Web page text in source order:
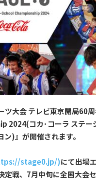
ツ大会 テレビ東京開局60
コカ･コーラ ステー
)』が開催されます。
stage0.jp/)にて出場
戦、7月中旬に全国大会